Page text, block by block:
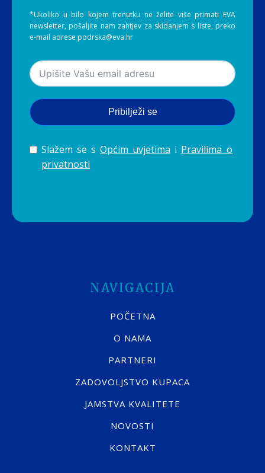
*Ukoliko u bilo kojem trenutku ne želite više primati EVA
newsletter, pošaljite nam zahtjev za skidanjem s liste, preko
e-mail adrese podrska@eva.hr
Pribilježi se
Slažem se s Općim uvjetima i Pravilima o
privatnosti
NAVIGACIJA
POČETNA
O NAMA
PARTNERI
ZADOVOLJSTVO KUPACA
JAMSTVA KVALITETE
NOVOSTI
KONTAKT